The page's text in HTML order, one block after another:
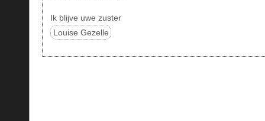
Ik blijve uwe zuster
Louise Gezelle